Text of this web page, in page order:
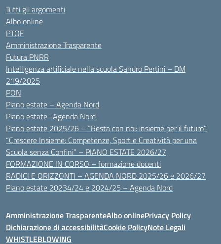
Tutti gli argomenti
Albo online
PTOF
Amministrazione Trasparente
Futura PNRR
Intelligenza artificiale nella scuola Sandro Pertini – DM
219/2025
PON
Piano estate – Agenda Nord
Piano estate -Agenda Nord
Piano estate 2025/26 – “Resta con noi: insieme per il futuro”
“Crescere Insieme: Competenze, Sport e Creatività per una
Scuola senza Confini” – PIANO ESTATE 2026/27
FORMAZIONE IN CORSO – formazione docenti
RADICI E ORIZZONTI – AGENDA NORD 2025/26 e 2026/27
Piano estate 20234/24 e 2024/25 – Agenda Nord
Amministrazione TrasparenteAlbo onlinePrivacy Policy
Dichiarazione di accessibilitàCookie PolicyNote Legali
WHISTLEBLOWING